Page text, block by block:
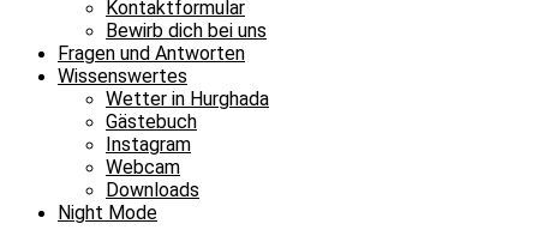
Kontaktformular
Bewirb dich bei uns
Fragen und Antworten
Wissenswertes
Wetter in Hurghada
Gästebuch
Instagram
Webcam
Downloads
Night Mode